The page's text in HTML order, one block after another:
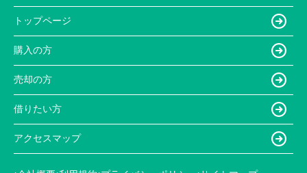
トップページ
購入の方
売却の方
借りたい方
アクセスマップ